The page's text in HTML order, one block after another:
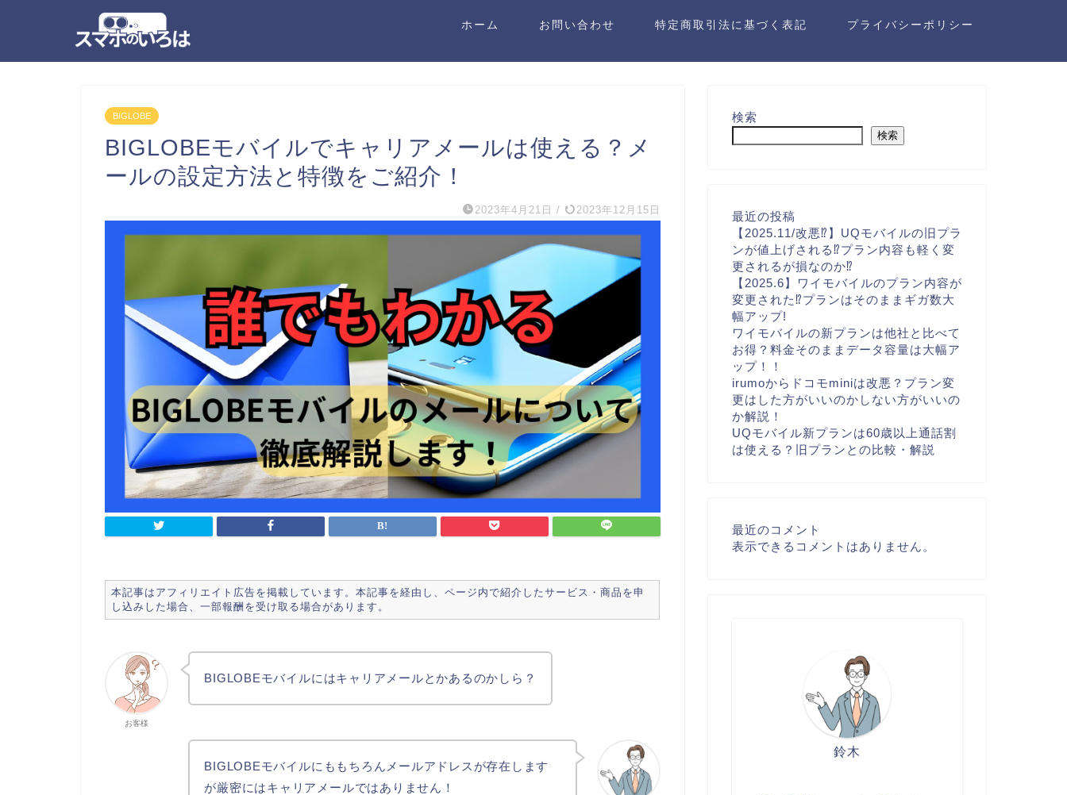
ホーム お問い合わせ 特定商取引法に基づく表記 プライバシーポリシー
BIGLOBE
BIGLOBEモバイルでキャリアメールは使える？メ
ールの設定方法と特徴をご紹介！
2023年4月21日 / 2023年12月15日
本記事はアフィリエイト広告を掲載しています。本記事を経由し、ページ内で紹介したサービス・商品を申
し込みした場合、一部報酬を受け取る場合があります。
お客様
BIGLOBEモバイルにはキャリアメールとかあるのかしら？
BIGLOBEモバイルにももちろんメールアドレスが存在します
が厳密にはキャリアメールではありません！
検索
検索
最近の投稿
【2025.11/改悪⁉】UQモバイルの旧プラ
ンが値上げされる⁉プラン内容も軽く変
更されるが損なのか⁉
【2025.6】ワイモバイルのプラン内容が
変更された⁉プランはそのままギガ数大
幅アップ!
ワイモバイルの新プランは他社と比べて
お得？料金そのままデータ容量は大幅ア
ップ！！
irumoからドコモminiは改悪？プラン変
更はした方がいいのかしない方がいいの
か解説！
UQモバイル新プランは60歳以上通話割
は使える？旧プランとの比較・解説
最近のコメント
表示できるコメントはありません。
鈴木